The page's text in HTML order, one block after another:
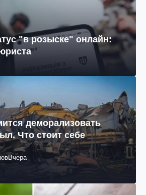
"в розыске" онлайн:
деморализовать
Что стоит себе
Вчера